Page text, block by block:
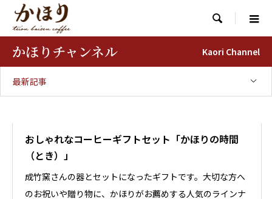

かほりチャンネル Kaori Channel
最新記事
おしゃれなコーヒーギフトセット「かほりの時間
（とき）」
成竹窯さんの器とセットになったギフトです。大切な方へ
のお祝いや贈り物に、かほりがお薦めする人気のラインナ